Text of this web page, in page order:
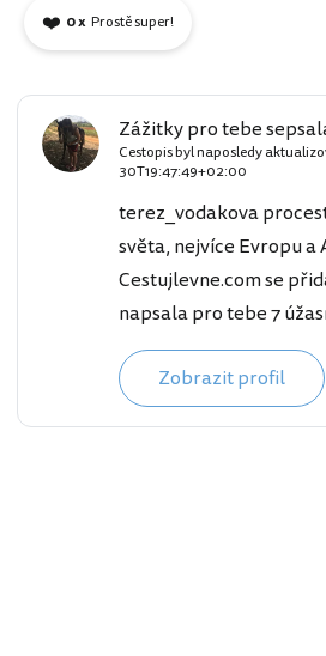
❤️ 0 x Prostě super!
Zážitky pro tebe
Cestopis byl naposledy
30T19:47:49+02:00
terez_vodakova
světa, nejvíce Evropu a
Cestujlevne.com se
napsala pro tebe 7
Zobrazit profil